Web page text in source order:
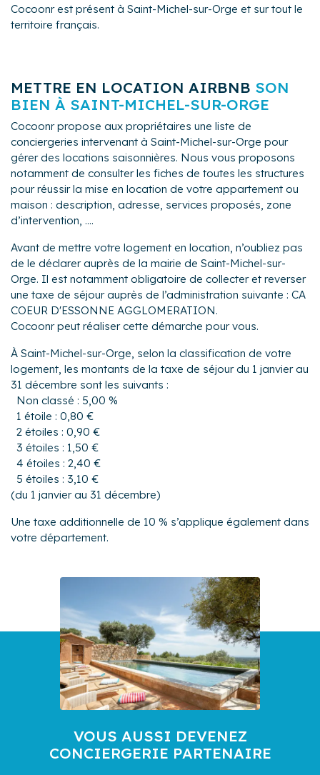
Cocoonr est présent à Saint-Michel-sur-Orge et sur tout le
territoire français.
METTRE EN LOCATION AIRBNB SON
BIEN À SAINT-MICHEL-SUR-ORGE
Cocoonr propose aux propriétaires une liste de
conciergeries intervenant à Saint-Michel-sur-Orge pour
gérer des locations saisonnières. Nous vous proposons
notamment de consulter les fiches de toutes les structures
pour réussir la mise en location de votre appartement ou
maison : description, adresse, services proposés, zone
d’intervention, ....
Avant de mettre votre logement en location, n’oubliez pas
de le déclarer auprès de la mairie de Saint-Michel-sur-
Orge. Il est notamment obligatoire de collecter et reverser
une taxe de séjour auprès de l’administration suivante : CA
COEUR D'ESSONNE AGGLOMERATION.
Cocoonr peut réaliser cette démarche pour vous.
À Saint-Michel-sur-Orge, selon la classification de votre
logement, les montants de la taxe de séjour du 1 janvier au
31 décembre sont les suivants :
Non classé : 5,00 %
1 étoile : 0,80 €
2 étoiles : 0,90 €
3 étoiles : 1,50 €
4 étoiles : 2,40 €
5 étoiles : 3,10 €
(du 1 janvier au 31 décembre)
Une taxe additionnelle de 10 % s’applique également dans
votre département.
VOUS AUSSI DEVENEZ
CONCIERGERIE PARTENAIRE